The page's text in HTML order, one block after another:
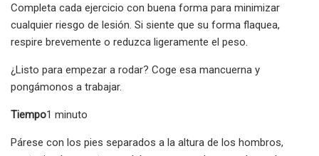
Completa cada ejercicio con buena forma para minimizar
cualquier riesgo de lesión. Si siente que su forma flaquea,
respire brevemente o reduzca ligeramente el peso.
¿Listo para empezar a rodar? Coge esa mancuerna y
pongámonos a trabajar.
Tiempo1 minuto
Párese con los pies separados a la altura de los hombros,